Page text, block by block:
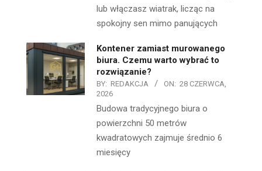
lub włączasz wiatrak, licząc na
spokojny sen mimo panujących
Kontener zamiast murowanego
biura. Czemu warto wybrać to
rozwiązanie?
BY: REDAKCJA ON: 28 CZERWCA,
2026
Budowa tradycyjnego biura o
powierzchni 50 metrów
kwadratowych zajmuje średnio 6
miesięcy